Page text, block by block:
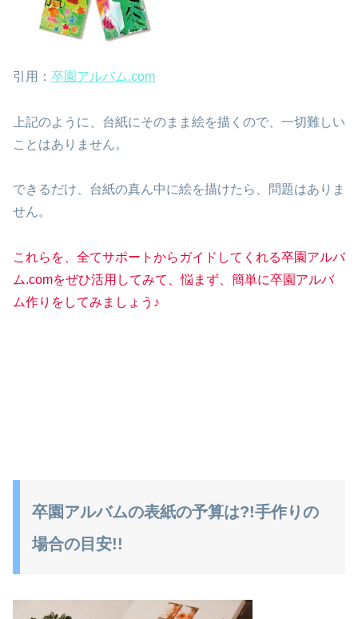
引用： 卒園アルバム.com
上記のように、台紙にそのまま絵を描くので、一切難しい
ことはありません。
できるだけ、台紙の真ん中に絵を描けたら、問題はありま
せん。
これらを、全てサポートからガイドしてくれる卒園アルバ
ム.comをぜひ活用してみて、悩まず、簡単に卒園アルバ
ム作りをしてみましょう♪
卒園アルバムの表紙の予算は?!手作りの
場合の目安!!